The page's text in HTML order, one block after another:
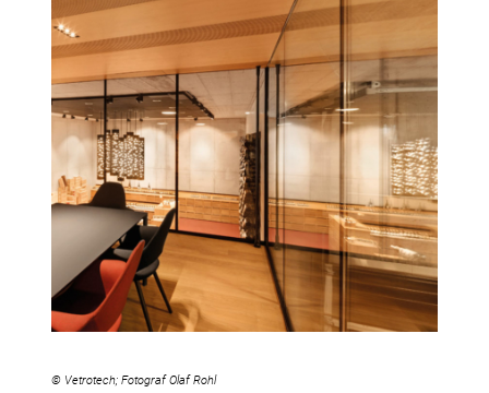
© Vetrotech; Fotograf Olaf Rohl